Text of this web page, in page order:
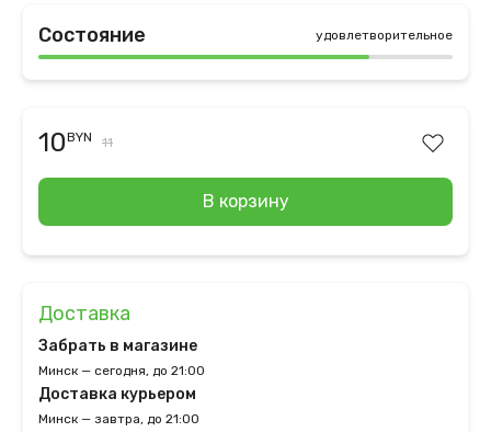
Состояние удовлетворительное
10BYN 11
В корзину
Доставка
Забрать в магазине
Минск — сегодня, до 21:00
Доставка курьером
Минск — завтра, до 21:00